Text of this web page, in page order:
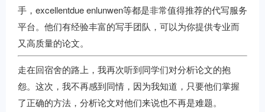
手，excellentdue enlunwen等都是非常值得推荐的代写服务
平台。他们有经验丰富的写手团队，可以为你提供专业而
又高质量的论文。
走在回宿舍的路上，我再次听到同学们对分析论文的抱
怨。这次，我不再感到同情，因为我知道，只要他们掌握
了正确的方法，分析论文对他们来说也不再是难题。